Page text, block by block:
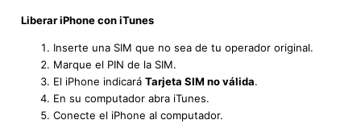
Liberar iPhone con iTunes
Inserte una SIM que no sea de tu operador original.
Marque el PIN de la SIM.
El iPhone indicará Tarjeta SIM no válida.
En su computador abra iTunes.
Conecte el iPhone al computador.